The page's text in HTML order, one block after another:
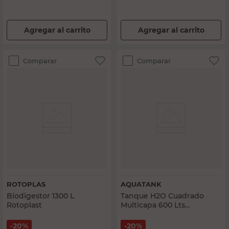
Agregar al carrito Agregar al carrito
Comparar
ROTOPLAS
Biodigestor 1300 L
Rotoplast
20%
Comparar
AQUATANK
Tanque H2O Cuadrado
Multicapa 600 Lts
20%